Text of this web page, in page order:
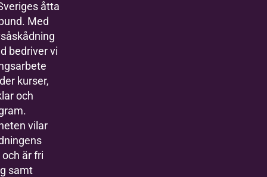
åtta
Med
bedriver vi
kurser,
och
vilar
är fri
samt